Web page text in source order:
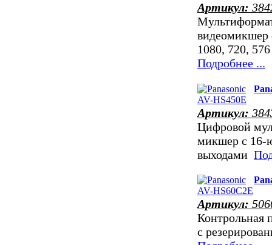
Артикул:
видеомикшер
1080, 720,
Подробнее ...
Артикул:
Цифровой
микшер с 16-
выходами
Артикул:
Контрольная
с